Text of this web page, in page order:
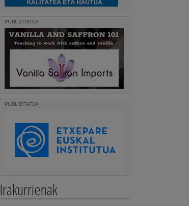
PUBLIZITATEA
PUBLIZITATEA
Irakurrienak